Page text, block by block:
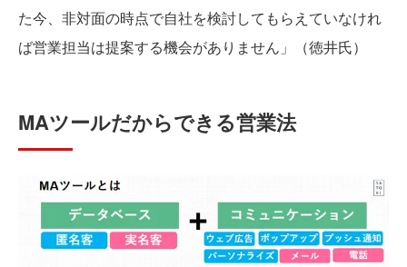
た今、非対面の時点で自社を検討してもらえていなけれ
ば営業担当は提案する機会がありません」（徳井氏）
MAツールだからできる営業法